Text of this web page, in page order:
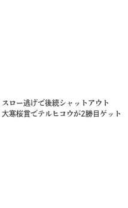
スロー逃げで後続シャットアウト
大寒桜賞でテルヒコウが2勝目ゲット